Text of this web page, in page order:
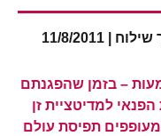
| 11/8/2011
– בזמן שהפגנתם
למדיטציית זן
תפיסת עולם